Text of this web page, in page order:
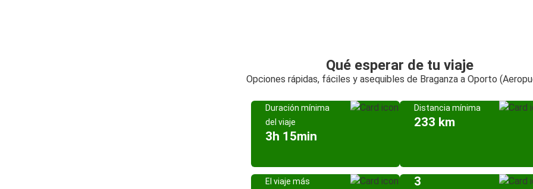
Qué esperar de tu viaje
Opciones rápidas, fáciles y asequibles de Braganza a Oporto
Duración mínima
del viaje
3h 15min
Distancia mínima
233 km
El viaje más
3